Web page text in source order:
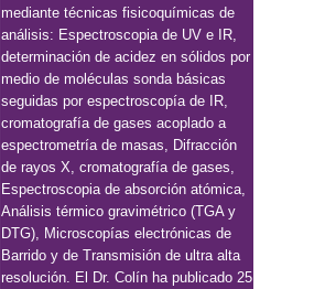
mediante técnicas fisicoquímicas de
análisis: Espectroscopia de UV e IR,
determinación de acidez en sólidos por
medio de moléculas sonda básicas
seguidas por espectroscopía de IR,
cromatografía de gases acoplado a
espectrometría de masas, Difracción
de rayos X, cromatografía de gases,
Espectroscopia de absorción atómica,
Análisis térmico gravimétrico (TGA y
DTG),
Microscopías electrónicas de
Barrido y de Transmisión de ultra alta
resolución. El Dr. Colín ha publicado 25